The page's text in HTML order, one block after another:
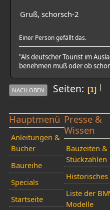
Gruß, schorsch-2
Einer Person gefällt das.
"Als deutscher Tourist im
benehmen muß oder ob
|
NACH OBEN Seiten 1
Hauptmenü
Anleitungen &
Bücher
Baureihe
Specials
Startseite
Presse &
Wissen
Bauzeiten &
Stückzahlen
Historisches
Liste der
Modelle